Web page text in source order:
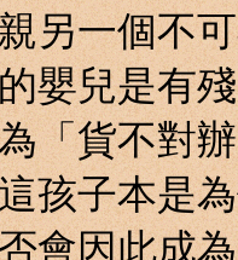
一個不可
嬰兒是有
「貨不對
孩子本是
會因此成